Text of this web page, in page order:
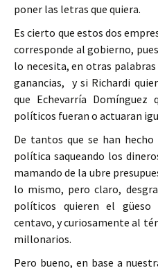
poner las letras que quiera.
Es cierto que estos dos
corresponde al gobierno,
lo necesita, en otras
ganancias, y si Richardi
que Echevarría
políticos fueran o actuaran
De tantos que se han
política saqueando los
mamando de la ubre
lo mismo, pero claro,
políticos quieren el
centavo, y curiosamente al
millonarios.
Pero bueno, en base a